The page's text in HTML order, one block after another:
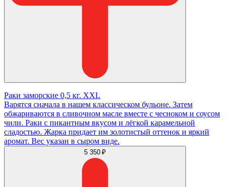
Раки заморские 0,5 кг. XXL
Варятся сначала в нашем классическом бульоне. Затем
обжариваются в сливочном масле вместе с чесноком и соусом
чили. Раки с пикантным вкусом и лёгкой карамельной
сладостью. Жарка придает им золотистый оттенок и яркий
аромат. Вес указан в сыром виде.
5 350 ₽